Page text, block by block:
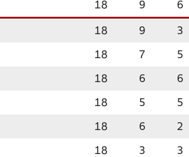
18 9 6
18 9 3
18 7 5
18 6 6
18 5 5
18 6 2
18 3 3